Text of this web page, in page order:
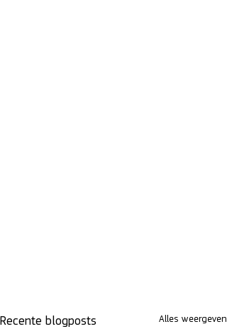
Recente blogposts Alles weergeven